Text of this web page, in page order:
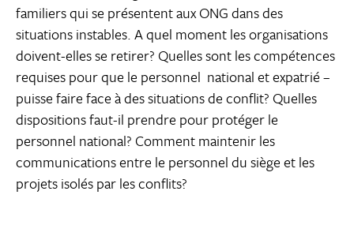
familiers qui se présentent aux ONG dans des
situations instables. A quel moment les organisations
doivent-elles se retirer? Quelles sont les compétences
requises pour que le personnel  national et expatrié –
puisse faire face à des situations de conflit? Quelles
dispositions faut-il prendre pour protéger le
personnel national? Comment maintenir les
communications entre le personnel du siège et les
projets isolés par les conflits?